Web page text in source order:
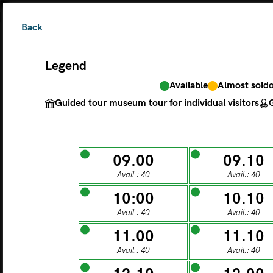
The ticket grants
Legend
Available
Guided tour
M
MONDAY
Back
Legend
Available Almost
Guided tour museum tour for individual visitors
09.00
Avail.: 40
09.10
Avail.: 40
10:00
Avail.: 40
10.10
Avail.: 40
11.00
Avail.: 40
11.10
Avail.: 40